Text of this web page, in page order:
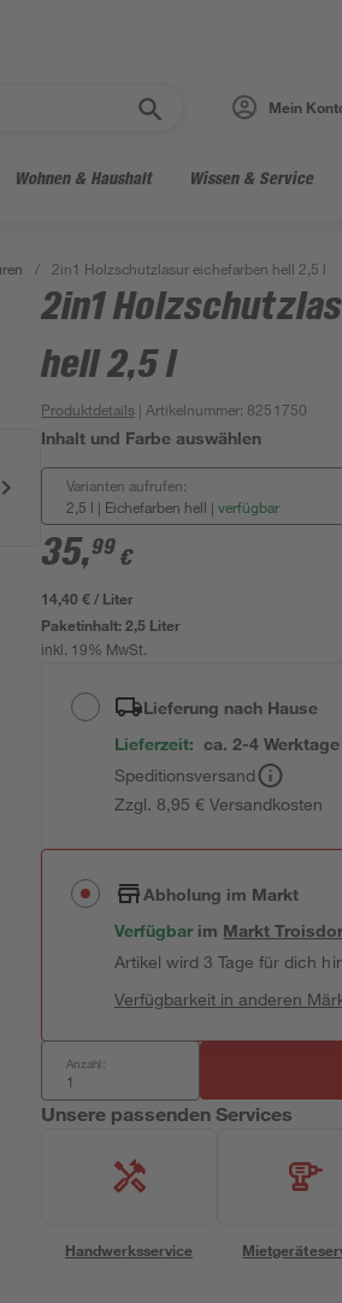
Mein
Wohnen & Haushalt Wissen & Service
/ 2in1 Holzschutzlasur eichefarben hell 2,5 l
2in1
hell 2,5 l
Produktdetails | Artikelnummer: 8251750
Inhalt und Farbe auswählen
Varianten aufrufen:
2,5 l | Eichefarben hell | verfügbar
35,99 €
14,40 € / Liter
Paketinhalt:2,5 Liter
inkl. 19% MwSt.
Lieferung nach Hause
Lieferzeit: ca. 2-4 Werktage
Speditionsversand
Zzgl. 8,95 € Versandkosten
Abholung im Markt
Verfügbar im Markt
Artikel wird 3 Tage für dich
Verfügbarkeit in anderen
Anzahl:
Unsere passenden Services
Handwerksservice